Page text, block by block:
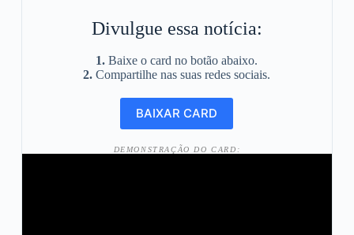
Divulgue essa notícia:
1. Baixe o card no botão abaixo.
2. Compartilhe nas suas redes sociais.
DEMONSTRAÇÃO DO CARD: